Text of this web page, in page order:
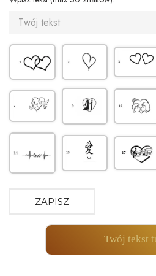
ZAPISZ
Twój tekst